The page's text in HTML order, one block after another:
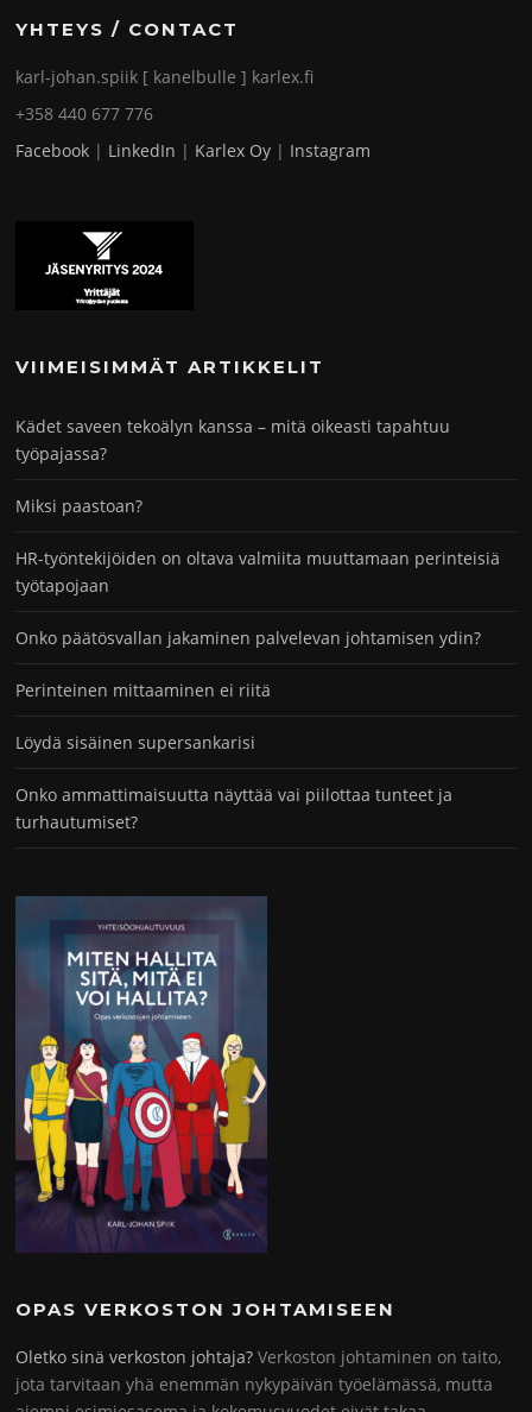
YHTEYS / CONTACT
karl-johan.spiik [ kanelbulle ] karlex.fi
+358 440 677 776
Facebook | LinkedIn | Karlex Oy | Instagram
VIIMEISIMMÄT ARTIKKELIT
Kädet saveen tekoälyn kanssa – mitä oikeasti tapahtuu
työpajassa?
Miksi paastoan?
HR-työntekijöiden on oltava valmiita muuttamaan perinteisiä
työtapojaan
Onko päätösvallan jakaminen palvelevan johtamisen ydin?
Perinteinen mittaaminen ei riitä
Löydä sisäinen supersankarisi
Onko ammattimaisuutta näyttää vai piilottaa tunteet ja
turhautumiset?
OPAS VERKOSTON JOHTAMISEEN
Oletko sinä verkoston johtaja? Verkoston johtaminen on taito,
jota tarvitaan yhä enemmän nykypäivän työelämässä, mutta